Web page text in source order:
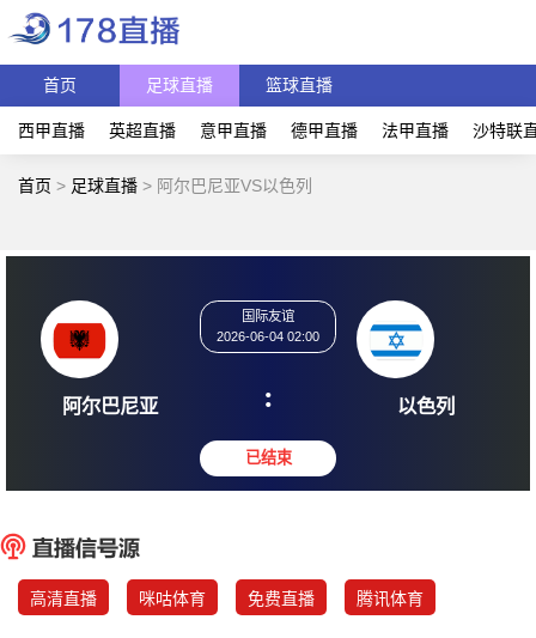
首页 足球直播 篮球直播
西甲直播 英超直播 意甲直播 德甲直播 法甲直播 沙特联
首页 > 足球直播 > 阿尔巴尼亚VS以色列
阿尔巴尼亚
2026-06-04 02:00
: 以
高清直播 咪咕体育 免费直播 腾讯体育